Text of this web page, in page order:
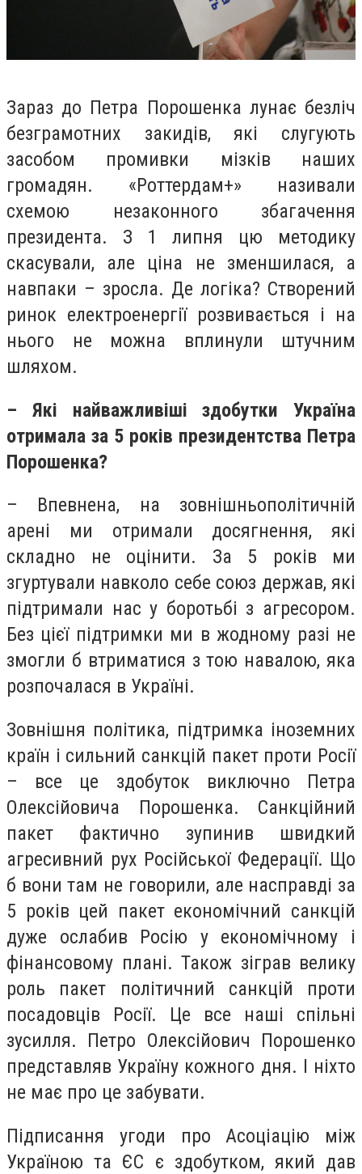
Зараз до Петра Порошенка лунає безліч
безграмотних закидів, які слугують
засобом промивки мізків наших
громадян. «Роттердам+» називали
схемою незаконного збагачення
президента. З 1 липня цю методику
скасували, але ціна не зменшилася, а
навпаки – зросла. Де логіка? Створений
ринок електроенергії розвивається і на
нього не можна вплинули штучним
шляхом.
– Які найважливіші здобутки Україна
отримала за 5 років президентства Петра
Порошенка?
– Впевнена, на зовнішньополітичній
арені ми отримали досягнення, які
складно не оцінити. За 5 років ми
згуртували навколо себе союз держав, які
підтримали нас у боротьбі з агресором.
Без цієї підтримки ми в жодному разі не
змогли б втриматися з тою навалою, яка
розпочалася в Україні.
Зовнішня політика, підтримка іноземних
країн і сильний санкцій пакет проти Росії
– все це здобуток виключно Петра
Олексійовича Порошенка. Санкційний
пакет фактично зупинив швидкий
агресивний рух Російської Федерації. Що
б вони там не говорили, але насправді за
5 років цей пакет економічний санкцій
дуже ослабив Росію у економічному і
фінансовому плані. Також зіграв велику
роль пакет політичний санкцій проти
посадовців Росії. Це все наші спільні
зусилля. Петро Олексійович Порошенко
представляв Україну кожного дня. І ніхто
не має про це забувати.
Підписання угоди про Асоціацію між
Україною та ЄС є здобутком, який дав